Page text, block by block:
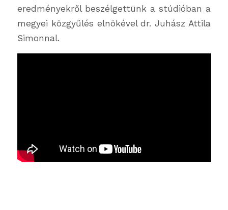
eredményekről beszélgettünk a stúdióban a
megyei közgyűlés elnökével dr. Juhász Attila
Simonnal.